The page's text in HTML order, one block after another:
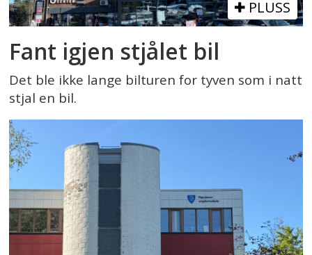
PLUSS
Fant igjen stjålet bil
Det ble ikke lange bilturen for tyven som i natt
stjal en bil.